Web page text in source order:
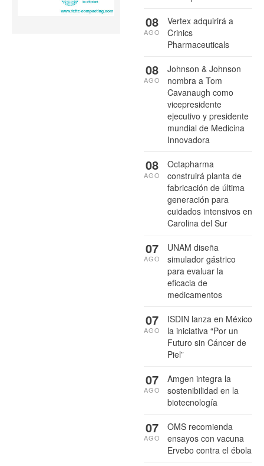
Vertex adquirirá a
Crinics
Pharmaceuticals
08
AGO
Johnson & Johnson
nombra a Tom
Cavanaugh como
vicepresidente
ejecutivo y presidente
mundial de Medicina
Innovadora
08
AGO
Octapharma
construirá planta de
fabricación de última
generación para
cuidados intensivos en
Carolina del Sur
08
AGO
UNAM diseña
simulador gástrico
para evaluar la
eficacia de
medicamentos
07
AGO
ISDIN lanza en México
la iniciativa “Por un
Futuro sin Cáncer de
Piel”
07
AGO
Amgen integra la
sostenibilidad en la
biotecnología
07
AGO
OMS recomienda
ensayos con vacuna
Ervebo contra el ébola
07
AGO